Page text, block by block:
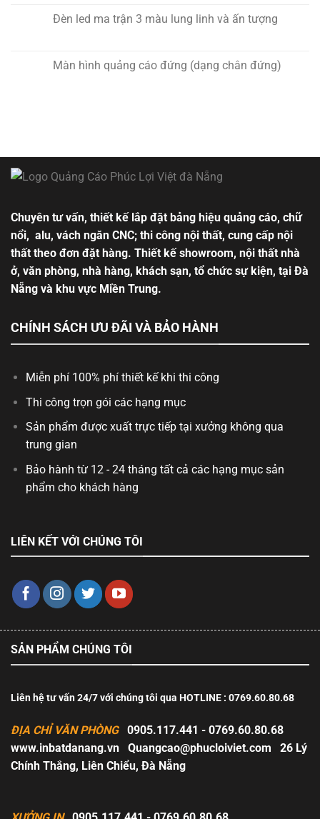
Đèn led ma trận 3 màu lung linh và ấn tượng
Màn hình quảng cáo đứng (dạng chân đứng)
Chuyên tư vấn, thiết kế lắp đặt bảng hiệu quảng cáo, chữ
nổi, alu, vách ngăn CNC; thi công nội thất, cung cấp nội
thất theo đơn đặt hàng. Thiết kế showroom, nội thất nhà
ở, văn phòng, nhà hàng, khách sạn, tổ chức sự kiện, tại Đà
Nẵng và khu vực Miền Trung.
CHÍNH SÁCH ƯU ĐÃI VÀ BẢO HÀNH
Miễn phí 100% phí thiết kế khi thi công
Thi công trọn gói các hạng mục
Sản phẩm được xuất trực tiếp tại xưởng không qua
trung gian
Bảo hành từ 12 - 24 tháng tất cả các hạng mục sản
phẩm cho khách hàng
LIÊN KẾT VỚI CHÚNG TÔI
SẢN PHẨM CHÚNG TÔI
Liên hệ tư vấn 24/7 với chúng tôi qua HOTLINE : 0769.60.80.68
ĐỊA CHỈ VĂN PHÒNG
0905.117.441 - 0769.60.80.68
www.inbatdanang.vn
Quangcao@phucloiviet.com
26 Lý
Chính Thắng, Liên Chiểu, Đà Nẵng